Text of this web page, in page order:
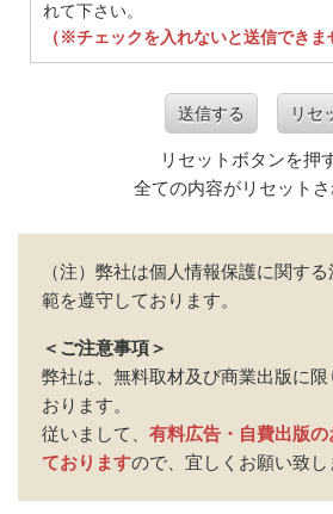
れて下さい。
（※チェックを入れないと送信できま
送信する リセ
リセットボタンを押
全ての内容がリセットさ
（注）弊社は個人情報保護に関す
範を遵守しております。
＜ご注意事項＞
弊社は、無料取材及び商業出版に
おります。
従いまして、 有料広告・自費出版
ておりますので、宜しくお願い致し